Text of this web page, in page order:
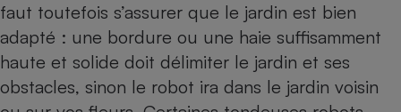
faut toutefois s’assurer que le jardin est bien
adapté : une bordure ou une haie suffisamment
haute et solide doit délimiter le jardin et ses
obstacles, sinon le robot ira dans le jardin voisin